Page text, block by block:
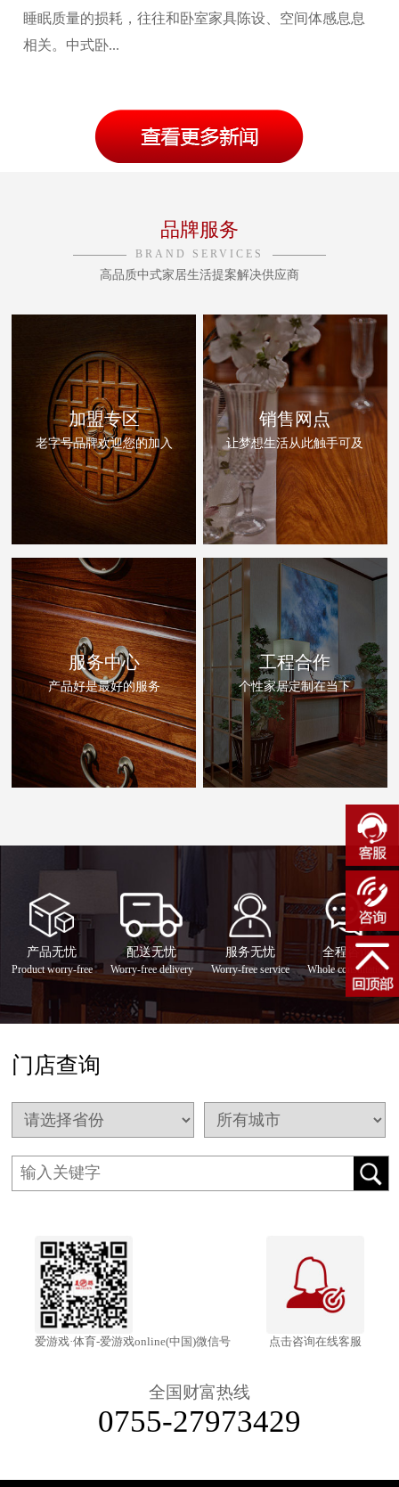
睡眠质量的损耗，往往和卧室家具陈设、空间体感息息
相关。中式卧...
品牌服务
BRAND SERVICES
高品质中式家居生活提案解决供应商
加盟专区
老字号品牌欢迎您的加入
销售网点
让梦想生活从此触手可及
服务中心
产品好是最好的服务
工程合作
个性家居定制在当下
产品无忧
Product worry-free
配送无忧
Worry-free delivery
服务无忧
Worry-free service
全程咨询
Whole consultation
门店查询
爱游戏·体育-爱游戏online(中国)微信号 点击咨询在线客服
全国财富热线
0755-27973429